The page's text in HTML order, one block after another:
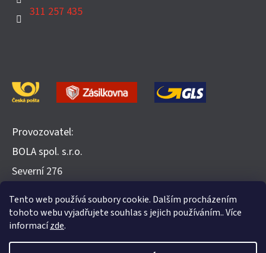
Tento web používá soubory cookie. Dalším procházením
tohoto webu vyjadřujete souhlas s jejich používáním.. Více
informacízde.
311 257 435
Provozovatel:
BOLA spol. s.r.o.
​Severní 276
Recenze na Heureka.cz